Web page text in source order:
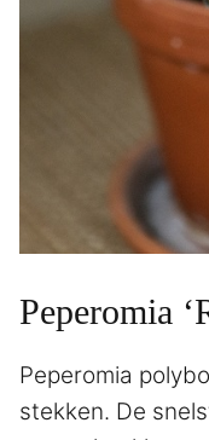
Peperomia
Peperomia
stekken. De